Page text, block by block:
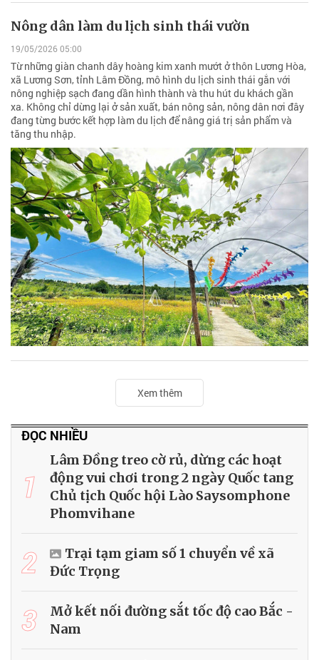
Nông dân làm du lịch sinh thái vườn
19/05/2026 05:00
Từ những giàn chanh dây hoàng kim xanh mướt ở thôn Lương Hòa,
xã Lương Sơn, tỉnh Lâm Đồng, mô hình du lịch sinh thái gắn với
nông nghiệp sạch đang dần hình thành và thu hút du khách gần
xa. Không chỉ dừng lại ở sản xuất, bán nông sản, nông dân nơi đây
đang từng bước kết hợp làm du lịch để nâng giá trị sản phẩm và
tăng thu nhập.
Xem thêm
ĐỌC NHIỀU
1
Lâm Đồng treo cờ rủ, dừng các hoạt
động vui chơi trong 2 ngày Quốc tang
Chủ tịch Quốc hội Lào Saysomphone
Phomvihane
2
Trại tạm giam số 1 chuyển về xã
Đức Trọng
3
Mở kết nối đường sắt tốc độ cao Bắc -
Nam